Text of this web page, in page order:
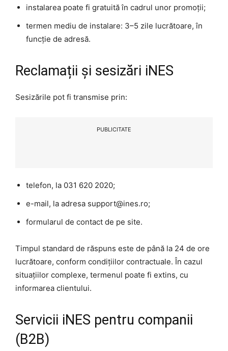
instalarea poate fi gratuită în cadrul unor promoții;
termen mediu de instalare: 3–5 zile lucrătoare, în
funcție de adresă.
Reclamații și sesizări iNES
Sesizările pot fi transmise prin:
PUBLICITATE
telefon, la 031 620 2020;
e-mail, la adresa support@ines.ro;
formularul de contact de pe site.
Timpul standard de răspuns este de până la 24 de ore
lucrătoare, conform condițiilor contractuale. În cazul
situațiilor complexe, termenul poate fi extins, cu
informarea clientului.
Servicii iNES pentru companii
(B2B)